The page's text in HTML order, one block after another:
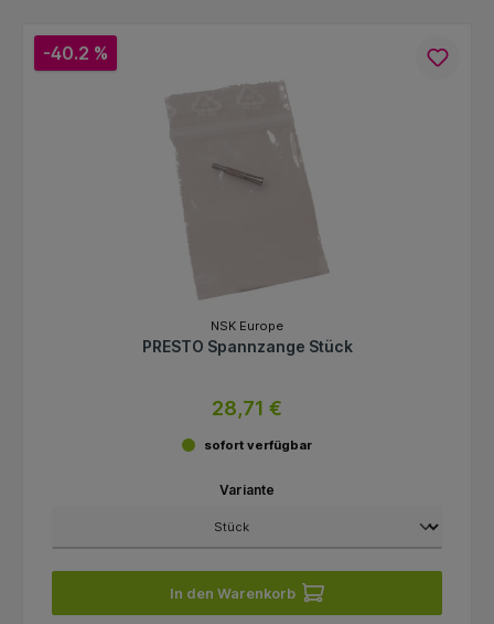
-40.2 %
NSK Europe
PRESTO Spannzange Stück
28,71 €
sofort verfügbar
Variante
In den Warenkorb